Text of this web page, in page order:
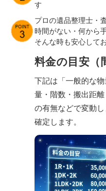
す
プロの遺品整理士・
時間がない・何から
そんな時も安心して
料金の目安（
下記は「一般的な
量・階数・搬出距
の有無などで変動
確定します。